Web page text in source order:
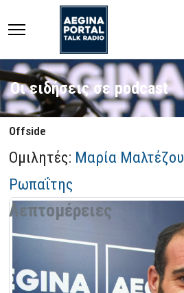
Οι ειδήσεις σε podcast
Offside
Ομιλητές: Μαρία Μαλτέζου
Ρωπαΐτης
Λεπτομέρειες